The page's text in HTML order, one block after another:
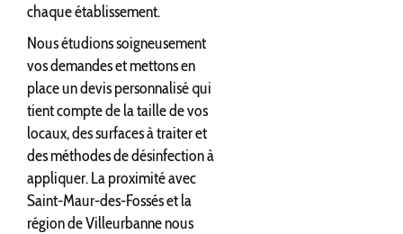
chaque établissement.
Nous étudions soigneusement
vos demandes et mettons en
place un devis personnalisé qui
tient compte de la taille de vos
locaux, des surfaces à traiter et
des méthodes de désinfection à
appliquer. La proximité avec
Saint-Maur-des-Fossés et la
région de Villeurbanne nous